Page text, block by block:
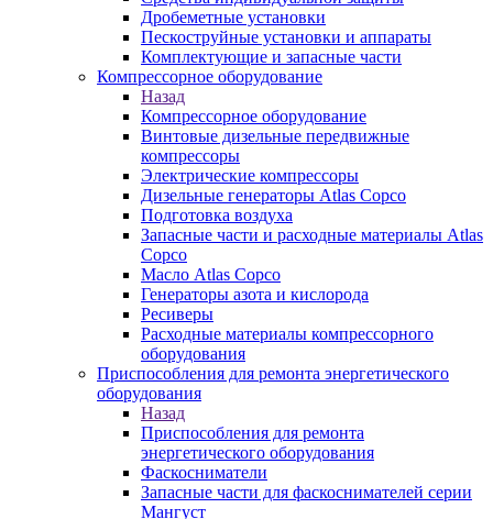
Дробеметные установки
Пескоструйные установки и аппараты
Комплектующие и запасные части
Компрессорное оборудование
Назад
Компрессорное оборудование
Винтовые дизельные передвижные
компрессоры
Электрические компрессоры
Дизельные генераторы Atlas Copco
Подготовка воздуха
Запасные части и расходные материалы Atlas
Copco
Масло Atlas Copco
Генераторы азота и кислорода
Ресиверы
Расходные материалы компрессорного
оборудования
Приспособления для ремонта энергетического
оборудования
Назад
Приспособления для ремонта
энергетического оборудования
Фаскосниматели
Запасные части для фаскоснимателей серии
Мангуст